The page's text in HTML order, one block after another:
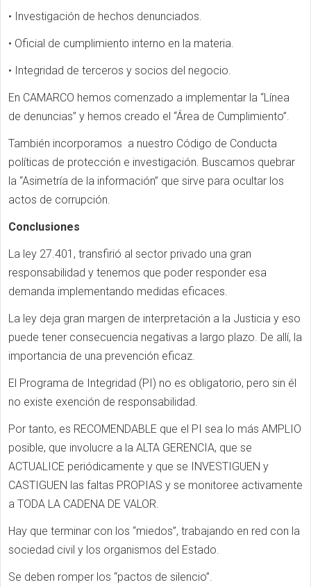
• Investigación de hechos denunciados.
• Oficial de cumplimiento interno en la materia.
• Integridad de terceros y socios del negocio.
En CAMARCO hemos comenzado a implementar la “Línea
de denuncias” y hemos creado el “Área de Cumplimiento”.
También incorporamos a nuestro Código de Conducta
políticas de protección e investigación. Buscamos quebrar
la “Asimetría de la información” que sirve para ocultar los
actos de corrupción.
Conclusiones
La ley 27.401, transfirió al sector privado una gran
responsabilidad y tenemos que poder responder esa
demanda implementando medidas eficaces.
La ley deja gran margen de interpretación a la Justicia y eso
puede tener consecuencia negativas a largo plazo. De allí, la
importancia de una prevención eficaz.
El Programa de Integridad (PI) no es obligatorio, pero sin él
no existe exención de responsabilidad.
Por tanto, es RECOMENDABLE que el PI sea lo más AMPLIO
posible, que involucre a la ALTA GERENCIA, que se
ACTUALICE periódicamente y que se INVESTIGUEN y
CASTIGUEN las faltas PROPIAS y se monitoree activamente
a TODA LA CADENA DE VALOR.
Hay que terminar con los “miedos”, trabajando en red con la
sociedad civil y los organismos del Estado.
Se deben romper los “pactos de silencio”.